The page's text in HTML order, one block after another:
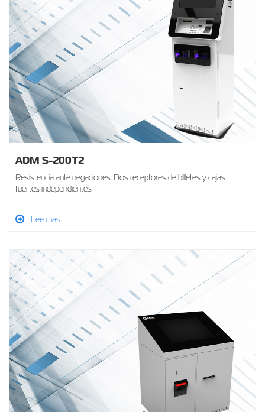
ADM S-200T2
Resistencia ante negaciones. Dos receptores de billetes y cajas
fuertes independientes
Lee mas